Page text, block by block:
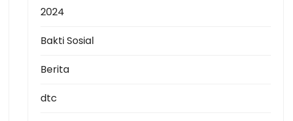
2024
Bakti Sosial
Berita
dtc